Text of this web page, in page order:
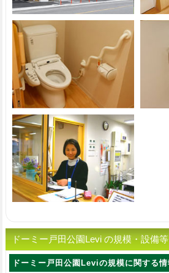
ドーミー戸田公園Levi の規模・設備
ドーミー戸田公園Leviの規模に関する情